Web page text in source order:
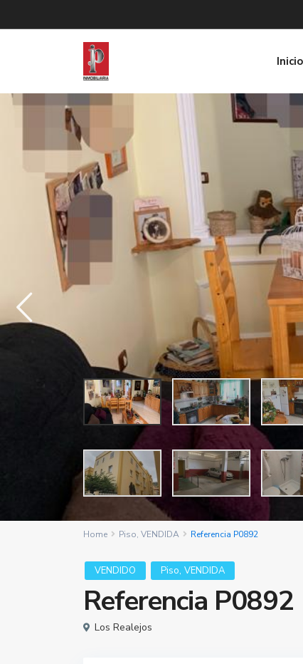
Inicio
Home Piso, VENDIDA Referencia P0892
VENDIDO Piso, VENDIDA
Referencia P0892
Los Realejos